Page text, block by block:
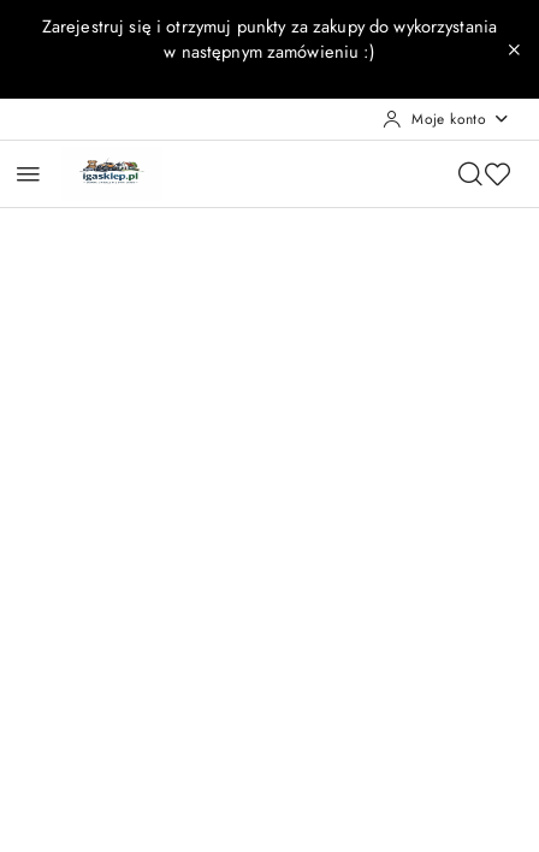
Przejdź do treści głównej
Przejdź do wyszukiwarki
Przejdź do moje konto
Przejdź do menu głównego
Przejdź do opisu produktu
Przejdź do stopki
Zarejestruj się i otrzymuj punkty za zakupy do wykorzystania
w następnym zamówieniu :)
Moje konto